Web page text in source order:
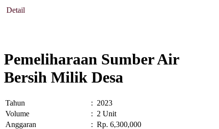
Detail
Pemeliharaan Sumber Air
Bersih Milik Desa
Tahun : 2023
Volume
: 2 Unit
Anggaran
: Rp. 6,300,000